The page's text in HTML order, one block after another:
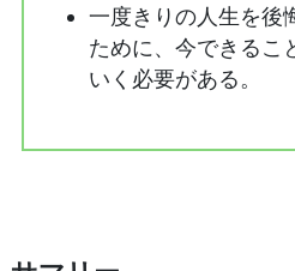
一度きりの人生を後
ために、今できるこ
いく必要がある。